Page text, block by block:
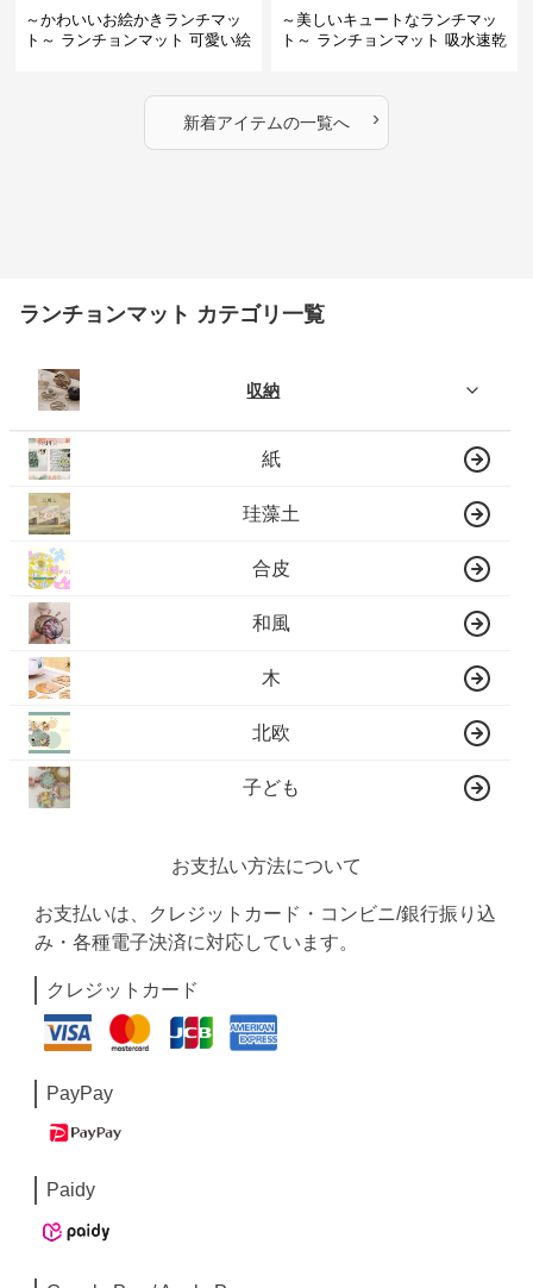
～かわいいお絵かきランチマッ
ト～ ランチョンマット 可愛い絵
～美しいキュートなランチマッ
ト～ ランチョンマット 吸水速乾
新着アイテムの一覧へ ›
ランチョンマット カテゴリ一覧
収納
紙
珪藻土
合皮
和風
木
北欧
子ども
お支払い方法について
お支払いは、クレジットカード・コンビニ/銀行振り込
み・各種電子決済に対応しています。
クレジットカード
PayPay
Paidy